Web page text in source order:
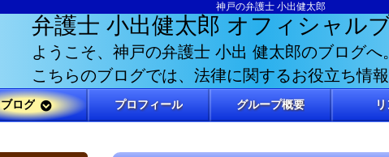
神戸の弁護士 小出健太郎
弁護士 小出健太郎 オフィシャル
ようこそ、神戸の弁護士 小出 健太郎のブログへ。
こちらのブログでは、法律に関するお役立ち情
ブログ プロフィール グループ概要